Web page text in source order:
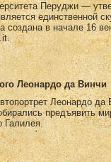
Перуджи —
единственной
в начале 16
Леонардо да Винчи
Леонардо да
предъявить
Галилея.